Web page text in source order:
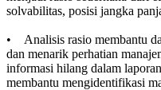
solvabilitas, posisi jangka
• Analisis rasio membantu
dan menarik perhatian
informasi hilang dalam
membantu mengidentifikasi